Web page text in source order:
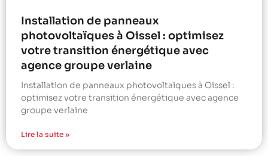
Installation de panneaux
photovoltaïques à Oissel : optimisez
votre transition énergétique avec
agence groupe verlaine
Installation de panneaux photovoltaïques à Oissel :
optimisez votre transition énergétique avec agence
groupe verlaine
Lire la suite »